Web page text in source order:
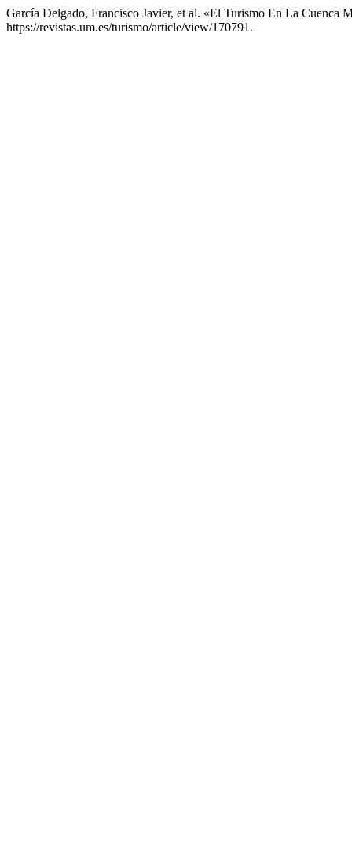
García Delgado, Francisco Javier, et al. «El Turismo En La Cuenca
https://revistas.um.es/turismo/article/view/170791.